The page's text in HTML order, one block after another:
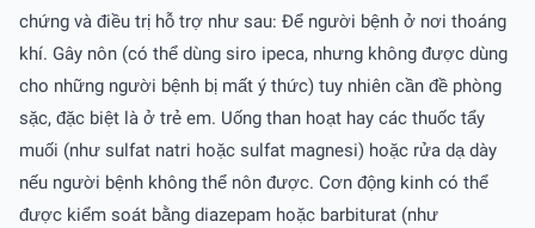
chứng và điều trị hỗ trợ như sau: Ðể người bệnh ở nơi thoáng
khí. Gây nôn (có thể dùng siro ipeca, nhưng không được dùng
cho những người bệnh bị mất ý thức) tuy nhiên cần đề phòng
sặc, đặc biệt là ở trẻ em. Uống than hoạt hay các thuốc tẩy
muối (như sulfat natri hoặc sulfat magnesi) hoặc rửa dạ dày
nếu người bệnh không thể nôn được. Cơn động kinh có thể
được kiểm soát bằng diazepam hoặc barbiturat (như